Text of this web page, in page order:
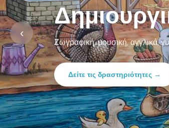
Ζωγραφική, μουσική, αγγλικά,
Δείτε τις δραστηριότητες →
‹